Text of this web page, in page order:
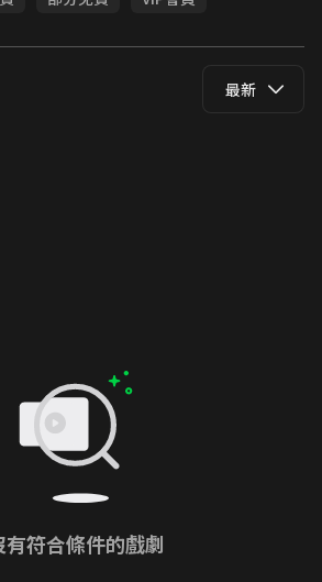
最新
有符合條件的戲劇